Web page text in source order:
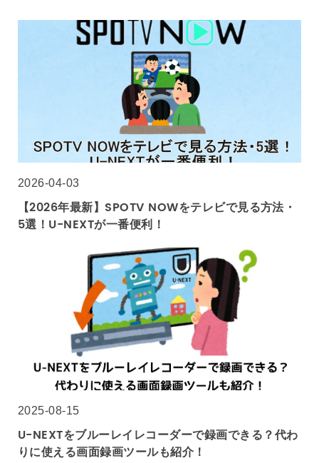
2026-04-03
【2026年最新】SPOTV NOWをテレビで見る方法・
5選！U-NEXTが一番便利！
2025-08-15
U-NEXTをブルーレイレコーダーで録画できる？代わ
りに使える画面録画ツールも紹介！